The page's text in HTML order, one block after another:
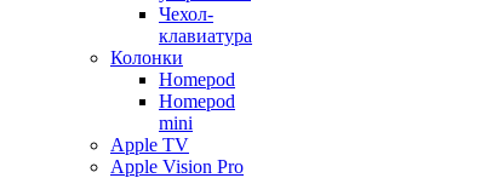
Чехол-
клавиатура
Колонки
Homepod
Homepod
mini
Apple TV
Apple Vision Pro